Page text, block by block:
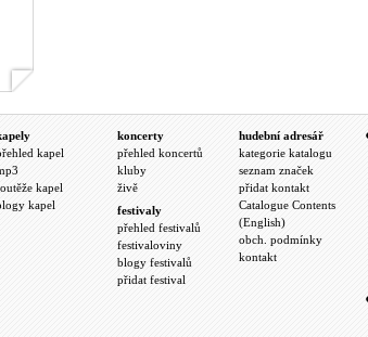
kapel
kapel
kapel
koncerty
přehled koncertů
kluby
živě
festivaly
přehled festivalů
festivaloviny
blogy festivalů
přidat festival
hudební adresář
kategorie katalogu
seznam značek
přidat kontakt
Catalogue Contents
(English)
obch. podmínky
kontakt